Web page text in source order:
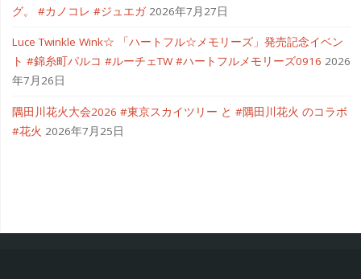
グ。 #カノコレ #ジュエガ 2026年7月27日
Luce Twinkle Wink☆ 「ハートフル☆メモリーズ」発売記念イベン
ト #錦糸町パルコ #ルーチェTW #ハートフルメモリーズ0916 2026
年7月26日
隅田川花火大会2026 #東京スカイツリー と #隅田川花火 のコラボ
#花火 2026年7月25日